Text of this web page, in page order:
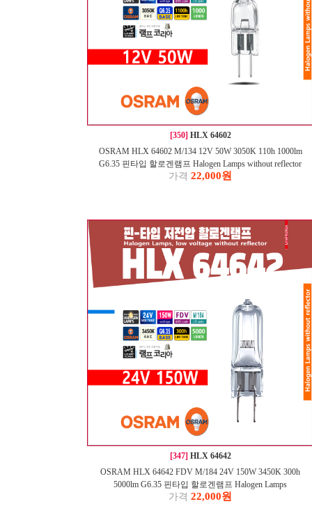
[350] HLX 64602
OSRAM HLX 64602 M/134 12V 50W 3050K 110h 1000lm
G6.35 핀타입 할로겐램프 Halogen Lamps without reflector
가격 22,000원
[347] HLX 64642
OSRAM HLX 64642 FDV M/184 24V 150W 3450K 300h
5000lm G6.35 핀타입 할로겐램프 Halogen Lamps
가격 22,000원